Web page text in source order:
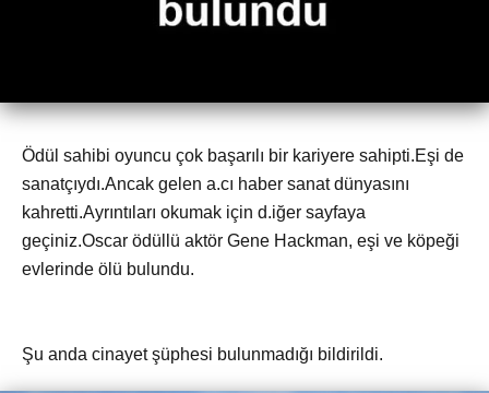
Ödül sahibi oyuncu çok başarılı bir kariyere sahipti.Eşi de
sanatçıydı.Ancak gelen a.cı haber sanat dünyasını
kahretti.Ayrıntıları okumak için d.iğer sayfaya
geçiniz.Oscar ödüllü aktör Gene Hackman, eşi ve köpeği
evlerinde ölü bulundu.
Şu anda cinayet şüphesi bulunmadığı bildirildi.